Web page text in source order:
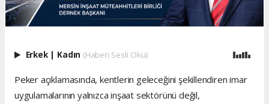
Erkek Kadın (Haberi Sesli Oku)
Peker açıklamasında, kentlerin geleceğini şekillendiren imar
uygulamalarının yalnızca inşaat sektörünü değil,